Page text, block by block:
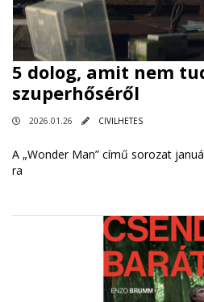
5 dolog, amit nem
szuperhőséről
2026.01.26 CIVILHETES
A „Wonder Man” című sorozat
ra